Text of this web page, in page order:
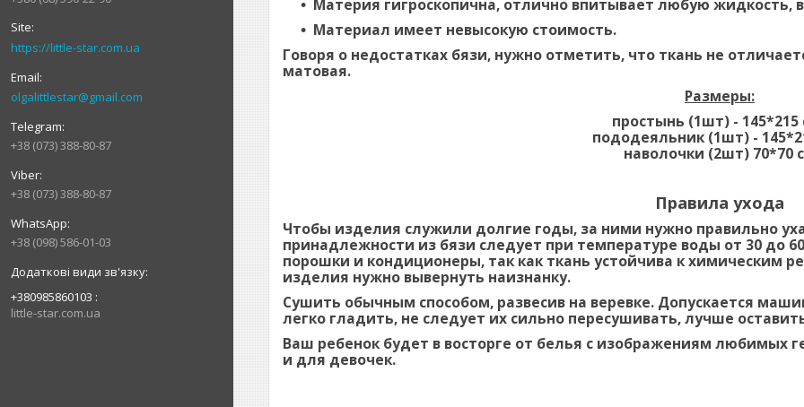
https://little-star.com.ua
olgalittlestar@gmail.com
+38 (073) 388-80-87
+38 (073) 388-80-87
+38 (098) 586-01-03
+380985860103
little-star.com.ua
Материя гигроскопична, отлично впитывает любую жидкость,
Материал имеет невысокую стоимость.
Говоря о недостатках бязи, нужно отметить, что ткань не
матовая.
Размеры:
простынь (1шт) - 145*215
пододеяльник (1шт) -
наволочки (2шт) 70*70
Правила ухода
Чтобы изделия служили долгие годы, за ними нужно правильно
принадлежности из бязи следует при температуре воды от 30 до
порошки и кондиционеры, так как ткань устойчива к химическим
изделия нужно вывернуть наизнанку.
Сушить обычным способом, развесив на веревке. Допускается
легко гладить, не следует их сильно пересушивать, лучше
Ваш ребенок будет в восторге от белья с изображениям любимых
и для девочек.